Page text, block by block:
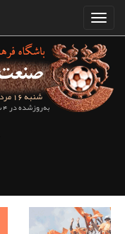
شنبه 16 مرداد ماه 1405
به‌روزشده در 4 ساعت و 28 دقیقه قبل